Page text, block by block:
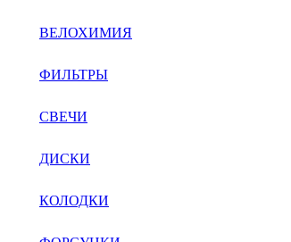
ВЕЛОХИМИЯ
ФИЛЬТРЫ
СВЕЧИ
ДИСКИ
КОЛОДКИ